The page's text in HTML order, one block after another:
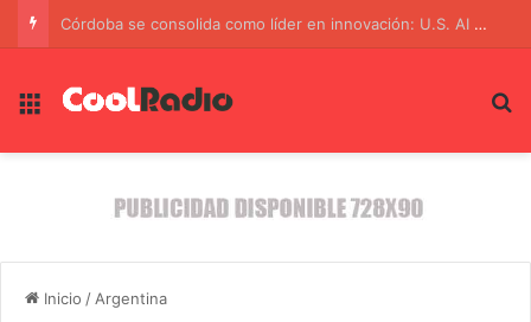
El Secreto para una Vida Larga y Saludable: 90 Minutos de Entrenamiento de Fuerza a la Semana
Menú
Inicio / Argentina